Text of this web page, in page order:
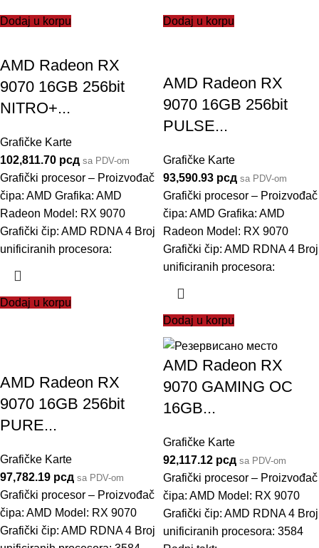
Dodaj u korpu Dodaj u korpu
AMD Radeon RX
9070 16GB 256bit
NITRO+...
Grafičke Karte
102,811.70 рсд sa PDV-om
Grafički procesor – Proizvođač
čipa: AMD Grafika: AMD
Radeon Model: RX 9070
Grafički čip: AMD RDNA 4 Broj
unificiranih procesora:
Dodaj u korpu
AMD Radeon RX
9070 16GB 256bit
PULSE...
Grafičke Karte
93,590.93 рсд sa PDV-om
Grafički procesor – Proizvođač
čipa: AMD Grafika: AMD
Radeon Model: RX 9070
Grafički čip: AMD RDNA 4 Broj
unificiranih procesora:
Dodaj u korpu
AMD Radeon RX
9070 16GB 256bit
PURE...
Grafičke Karte
97,782.19 рсд sa PDV-om
Grafički procesor – Proizvođač
čipa: AMD Model: RX 9070
Grafički čip: AMD RDNA 4 Broj
AMD Radeon RX
9070 GAMING OC
16GB...
Grafičke Karte
92,117.12 рсд sa PDV-om
Grafički procesor – Proizvođač
čipa: AMD Model: RX 9070
Grafički čip: AMD RDNA 4 Broj
unificiranih procesora: 3584